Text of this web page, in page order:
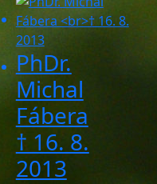
PhDr.
Michal
Fábera
† 16. 8.
2013